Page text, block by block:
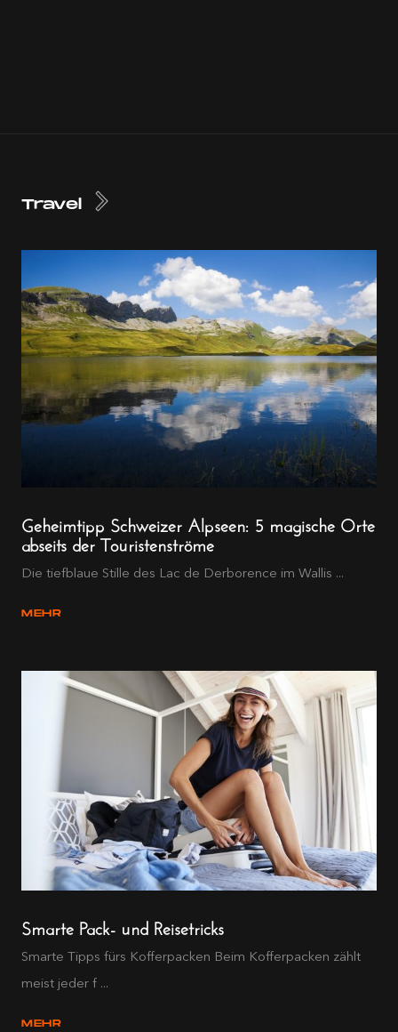
Travel
Geheimtipp Schweizer Alpseen: 5 magische Orte
abseits der Touristenströme
Die tiefblaue Stille des Lac de Derborence im Wallis ...
MEHR
Smarte Pack- und Reisetricks
Smarte Tipps fürs Kofferpacken Beim Kofferpacken zählt
meist jeder f ...
MEHR